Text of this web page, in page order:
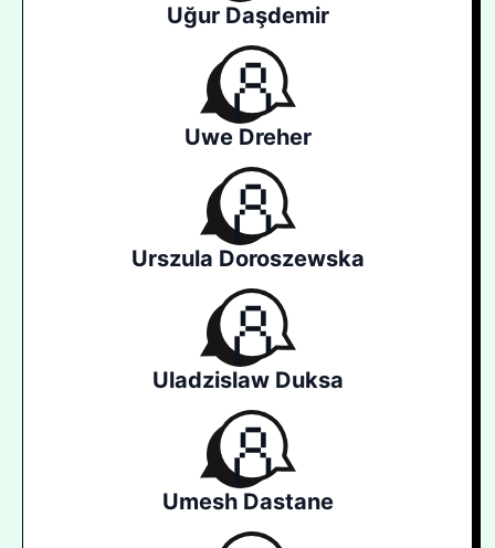
Uğur Daşdemir
Uwe Dreher
Urszula Doroszewska
Uladzislaw Duksa
Umesh Dastane